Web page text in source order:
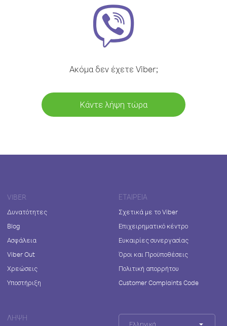
Ακόμα δεν έχετε Viber;
Κάντε λήψη τώρα
VIBER
Δυνατότητες
Blog
Ασφάλεια
Viber Out
Χρεώσεις
Υποστήριξη
ΕΤΑΙΡΕΊΑ
Σχετικά με το Viber
Επιχειρηματικό κέντρο
Ευκαιρίες συνεργασίας
Όροι και Προϋποθέσεις
Πολιτική απορρήτου
Customer Complaints Code
ΛΉΨΗ
Ελληνικά